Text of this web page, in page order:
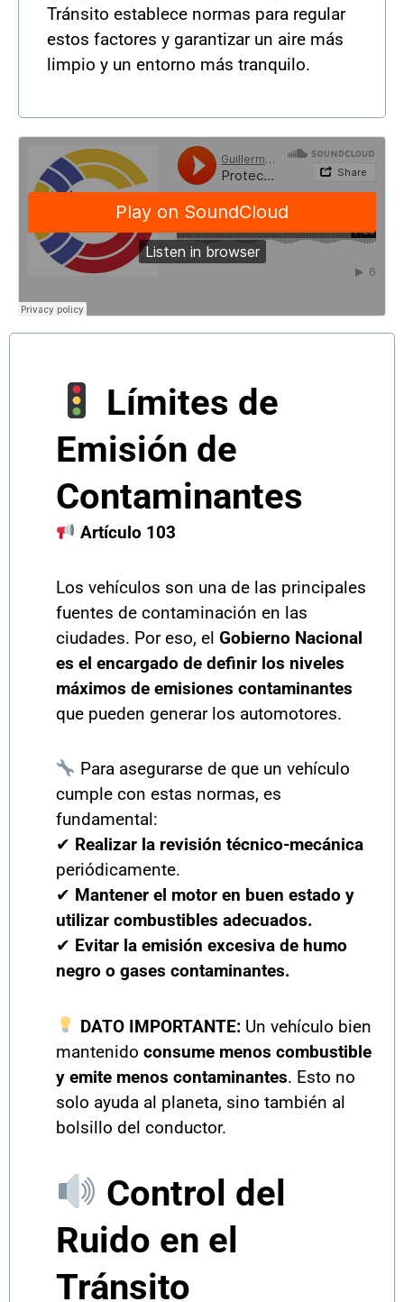
Tránsito establece normas para regular
estos factores y garantizar un aire más
limpio y un entorno más tranquilo.
Límites de
Emisión de
Contaminantes
Artículo 103
Los vehículos son una de las principales
fuentes de contaminación en las
ciudades. Por eso, el Gobierno Nacional
es el encargado de definir los niveles
máximos de emisiones contaminantes
que pueden generar los automotores.
Para asegurarse de que un vehículo
cumple con estas normas, es
fundamental:
✔ Realizar la revisión técnico-mecánica
periódicamente.
✔ Mantener el motor en buen estado y
utilizar combustibles adecuados.
✔ Evitar la emisión excesiva de humo
negro o gases contaminantes.
DATO IMPORTANTE:Un vehículo bien
mantenido consume menos combustible
y emite menos contaminantes. Esto no
solo ayuda al planeta, sino también al
bolsillo del conductor.
Control del
Ruido en el
Tránsito